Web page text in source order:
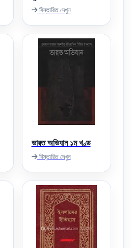
বিস্তারিত দেখুন
ভারত অভিযান ১ম খণ্ড
বিস্তারিত দেখুন